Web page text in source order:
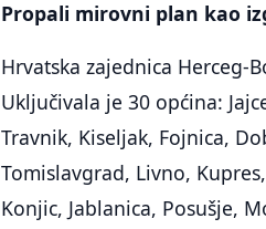
Propali mirovni plan kao
Hrvatska zajednica Herceg-
Uključivala je 30 općina:
Travnik, Kiseljak, Fojnica,
Tomislavgrad, Livno,
Konjic, Jablanica, Posušje,